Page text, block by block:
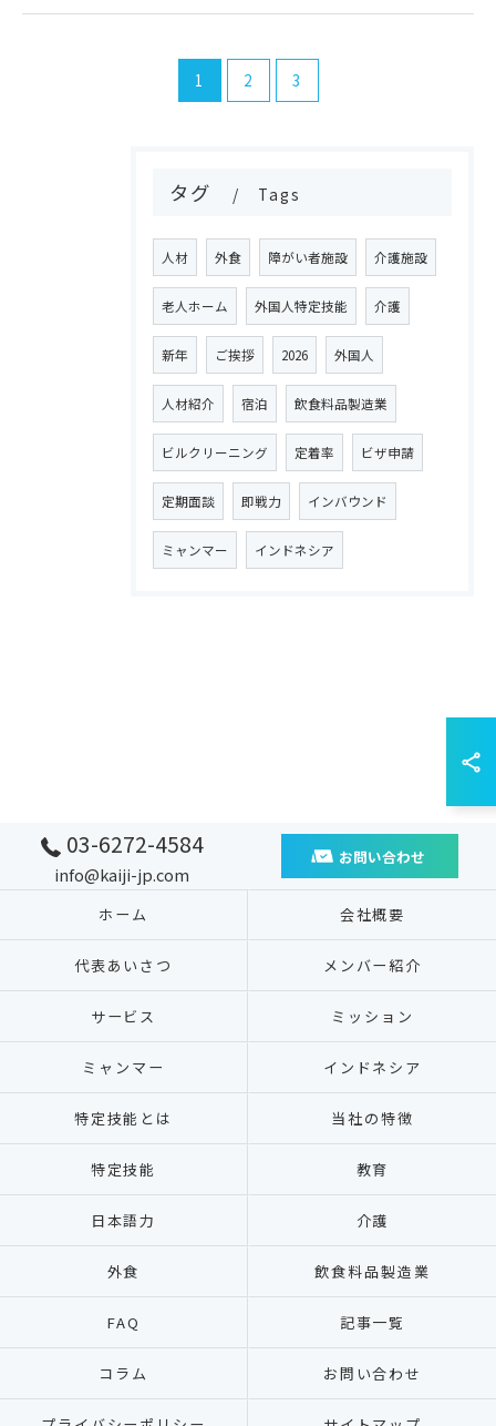
1 2 3
タグ Tags
人材 外食 障がい者施設 介護施設
老人ホーム 外国人特定技能 介護
新年 ご挨拶 2026 外国人
人材紹介 宿泊 飲食料品製造業
ビルクリーニング 定着率 ビザ申請
定期面談 即戦力 インバウンド
ミャンマー インドネシア
03-6272-4584
info@kaiji-jp.com
お問い合わせ
ホーム 会社概要
代表あいさつ メンバー紹介
サービス ミッション
ミャンマー インドネシア
特定技能とは 当社の特徴
特定技能 教育
日本語力 介護
外食 飲食料品製造業
FAQ 記事一覧
コラム お問い合わせ
お問い合わせはこちら